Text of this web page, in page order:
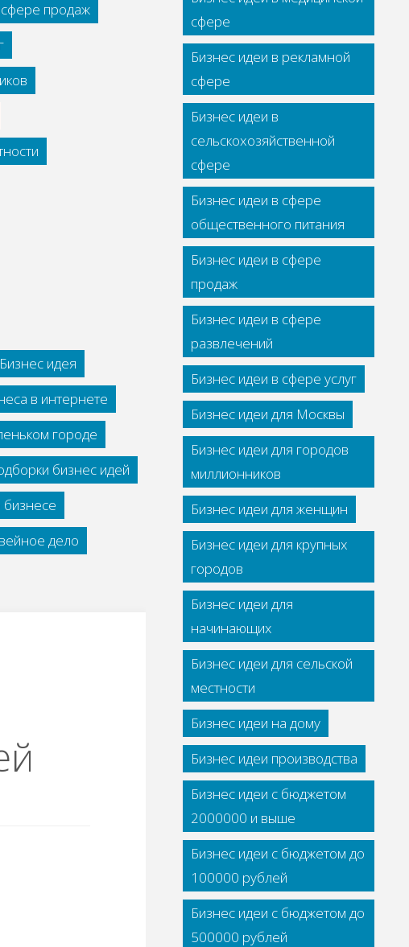
продаж
Бизнес идея
в интернете
городе
бизнес идей
дело
сфере
Бизнес идеи в рекламной
сфере
Бизнес идеи в
сельскохозяйственной
сфере
Бизнес идеи в сфере
общественного питания
Бизнес идеи в сфере
продаж
Бизнес идеи в сфере
развлечений
Бизнес идеи в сфере услуг
Бизнес идеи для Москвы
Бизнес идеи для городов
миллионников
Бизнес идеи для женщин
Бизнес идеи для крупных
городов
Бизнес идеи для
начинающих
Бизнес идеи для сельской
местности
Бизнес идеи на дому
Бизнес идеи производства
Бизнес идеи с бюджетом
2000000 и выше
Бизнес идеи с бюджетом до
100000 рублей
Бизнес идеи с бюджетом до
500000 рублей